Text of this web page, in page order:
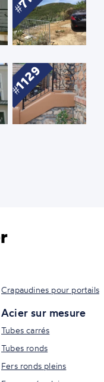
1129
Crapaudines pour portails
Acier sur mesure
Tubes carrés
Tubes ronds
Fers ronds pleins